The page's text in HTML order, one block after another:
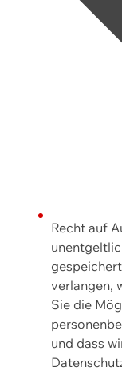
Recht auf
verlangen,
Sie die
und dass